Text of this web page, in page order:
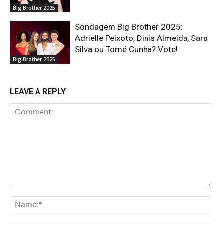
Big Brother 2025
Big Brother 2025
Sondagem Big Brother 2025:
Adrielle Peixoto, Dinis Almeida, Sara
Silva ou Tomé Cunha? Vote!
LEAVE A REPLY